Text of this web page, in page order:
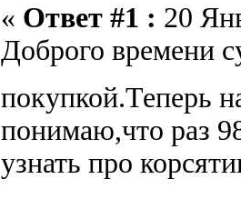
« Ответ #1 : 20
Доброго времени
покупкой.Теперь
понимаю,что раз
узнать про